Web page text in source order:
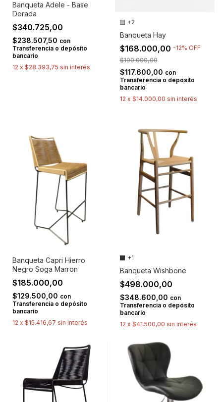
Banqueta Adele - Base
Dorada
$340.725,00
$238.507,50 con
Transferencia o depósito
bancario
12 x $28.393,75 sin interés
+2
Banqueta Hay
$168.000,00 -12% OFF
$190.000,00
$117.600,00 con
Transferencia o depósito
bancario
12 x $14.000,00 sin interés
Banqueta Capri Hierro
Negro Soga Marron
$185.000,00
$129.500,00 con
Transferencia o depósito
bancario
12 x $15.416,67 sin interés
+1
Banqueta Wishbone
$498.000,00
$348.600,00 con
Transferencia o depósito
bancario
12 x $41.500,00 sin interés